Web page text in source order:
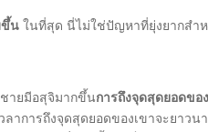
ขึ้น ในที่สุด นี่ไม่ใช่ปัญหาที่ยุ่งยากสำ
ชายมีอสุจิมากขึ้นการถึงจุดสุดยอดข
วลาการถึงจุดสุดยอดของเขาจะยา